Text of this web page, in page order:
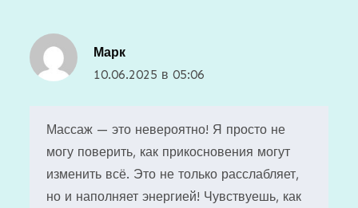
Марк
10.06.2025 в 05:06
Массаж — это невероятно! Я просто не
могу поверить, как прикосновения могут
изменить всё. Это не только расслабляет,
но и наполняет энергией! Чувствуешь, как